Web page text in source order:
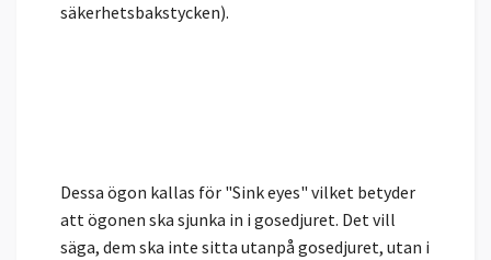
säkerhetsbakstycken).
Dessa ögon kallas för "Sink eyes" vilket betyder
att ögonen ska sjunka in i gosedjuret. Det vill
säga, dem ska inte sitta utanpå gosedjuret, utan i